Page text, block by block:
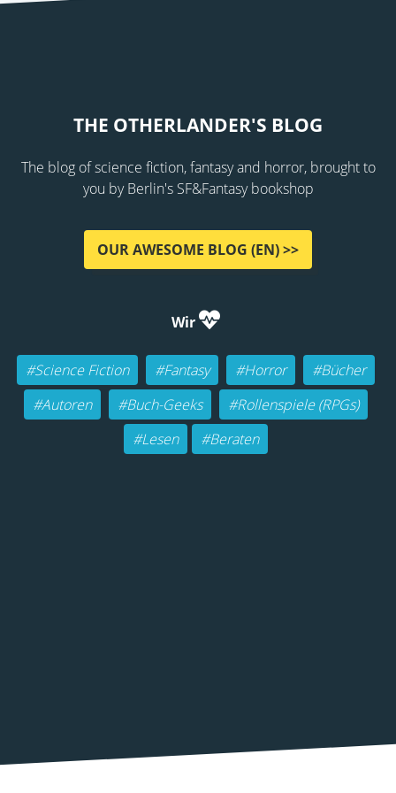
THE OTHERLANDER'S BLOG
The blog of science fiction, fantasy and horror, brought to
you by Berlin's SF&Fantasy bookshop
OUR AWESOME BLOG (EN) >>
Wir
#Science Fiction #Fantasy #Horror
#Bücher
#Autoren
#Buch-Geeks
#Rollenspiele (RPGs)
#Lesen
#Beraten